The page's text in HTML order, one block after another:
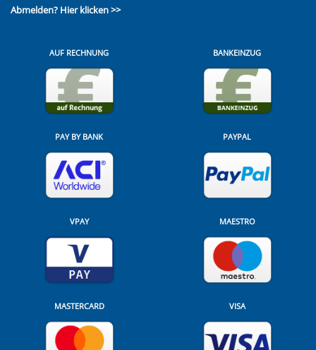
Abmelden? Hier klicken >>
AUF RECHNUNG BANKEINZUG
PAY BY BANK PAYPAL
VPAY MAESTRO
MASTERCARD VISA